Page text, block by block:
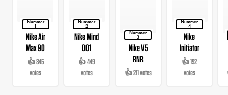
Nummer
1
Nike Air
Max 90
👍 845
votes
Nummer
2
Nike Mind
001
👍 449
votes
Nummer
3
Nike V5
RNR
👍 211 votes
Nummer
4
Nike
Initiator
👍 192
votes